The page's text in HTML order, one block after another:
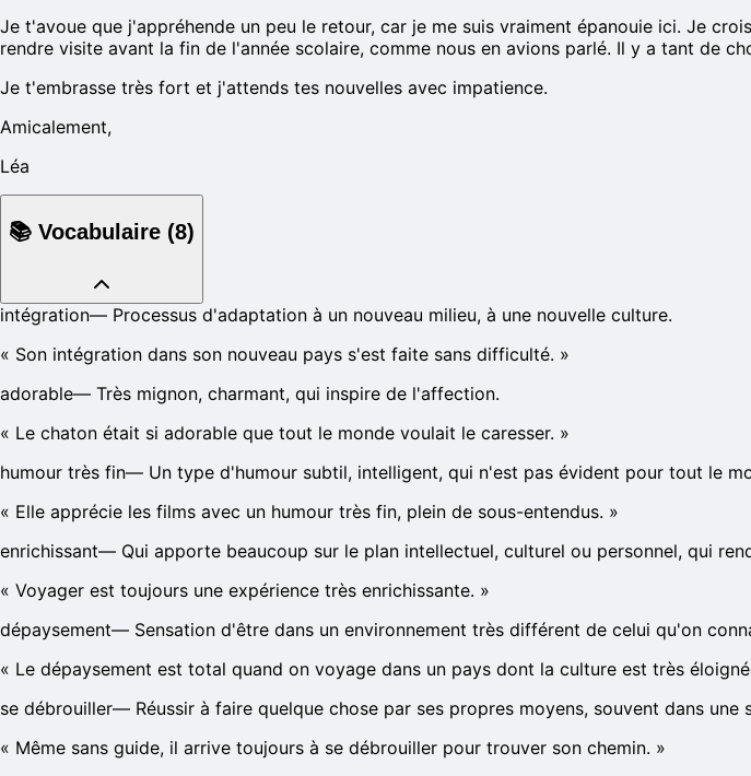
Je t'avoue que j'appréhende un peu le retour, car je me suis vraiment épanouie ici. Je
rendre visite avant la fin de l'année scolaire, comme nous en avions parlé. Il y a tant de
Je t'embrasse très fort et j'attends tes nouvelles avec impatience.
Amicalement,
Léa
📚 Vocabulaire (8)
intégration— Processus d'adaptation à un nouveau milieu, à une nouvelle culture.
« Son intégration dans son nouveau pays s'est faite sans difficulté. »
adorable— Très mignon, charmant, qui inspire de l'affection.
« Le chaton était si adorable que tout le monde voulait le caresser. »
humour très fin— Un type d'humour subtil, intelligent, qui n'est pas évident pour tout le
« Elle apprécie les films avec un humour très fin, plein de sous-entendus. »
enrichissant— Qui apporte beaucoup sur le plan intellectuel, culturel ou personnel, qui
« Voyager est toujours une expérience très enrichissante. »
dépaysement— Sensation d'être dans un environnement très différent de celui qu'on
« Le dépaysement est total quand on voyage dans un pays dont la culture est très
se débrouiller— Réussir à faire quelque chose par ses propres moyens, souvent dans
« Même sans guide, il arrive toujours à se débrouiller pour trouver son chemin. »